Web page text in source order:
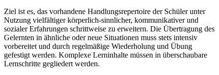
Ziel ist es, das vorhandene Handlungsrepertoire der Schüler unter
Nutzung vielfältiger körperlich-sinnlicher, kommunikativer und
sozialer Erfahrungen schrittweise zu erweitern. Die Übertragung des
Gelernten in ähnliche oder neue Situationen muss stets intensiv
vorbereitet und durch regelmäßige Wiederholung und Übung
gefestigt werden. Komplexe Lerninhalte müssen in überschaubare
Lernschritte gegliedert werden.